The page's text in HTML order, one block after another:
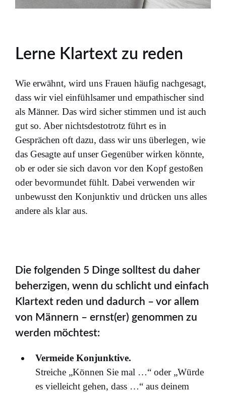
Lerne Klartext zu reden
Wie erwähnt, wird uns Frauen häufig nachgesagt,
dass wir viel einfühlsamer und empathischer sind
als Männer. Das wird sicher stimmen und ist auch
gut so. Aber nichtsdestotrotz führt es in
Gesprächen oft dazu, dass wir uns überlegen, wie
das Gesagte auf unser Gegenüber wirken könnte,
ob er oder sie sich davon vor den Kopf gestoßen
oder bevormundet fühlt. Dabei verwenden wir
unbewusst den Konjunktiv und drücken uns alles
andere als klar aus.
Die folgenden 5 Dinge solltest du daher
beherzigen, wenn du schlicht und einfach
Klartext reden und dadurch – vor allem
von Männern – ernst(er) genommen zu
werden möchtest:
Vermeide Konjunktive.
Streiche „Können Sie mal …“ oder „Würde
es vielleicht gehen, dass …“ aus deinem